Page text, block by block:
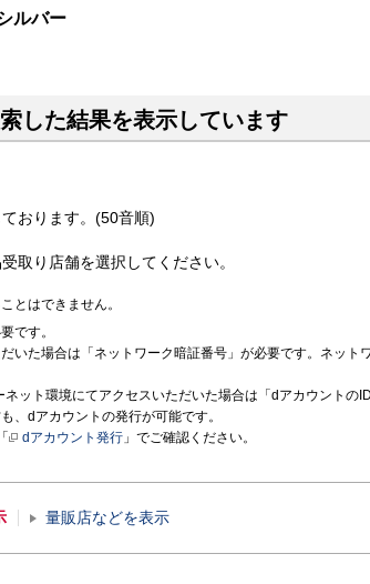
ルバー
した結果を表示しています
おります。(50音順)
取り店舗を選択してください。
とはできません。
です。
いた場合は「ネットワーク暗証番号」が必要です。ネット
ット環境にてアクセスいただいた場合は「dアカウントの
、dアカウントの発行が可能です。
dアカウント発行 」でご確認ください。
量販店などを表示